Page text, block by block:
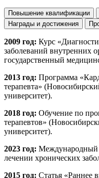
Повышение квалификации
Награды и достижения
2009 год: Курс
заболеваний внутренних
государственный
2013 год: Программа
терапевта»
университет).
2018 год: Обучение по
терапевтов»
университет).
2023 год: Международный
лечении хронических
2015 год: Статья «Раннее